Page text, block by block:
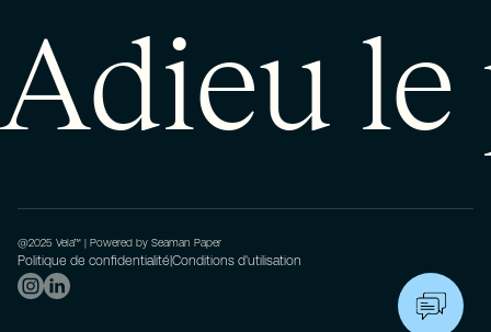
Adieu
@2025 Vela™ | Powered by Seaman Paper
Politique de confidentialité|Conditions d'utilisation